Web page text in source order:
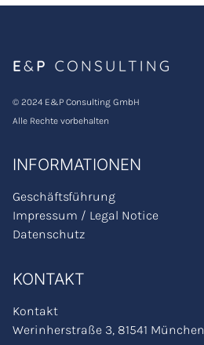
© 2024 E&P Consulting GmbH
Alle Rechte vorbehalten
INFORMATIONEN
Geschäftsführung
Impressum / Legal Notice
Datenschutz
KONTAKT
Kontakt
Werinherstraße 3, 81541 München